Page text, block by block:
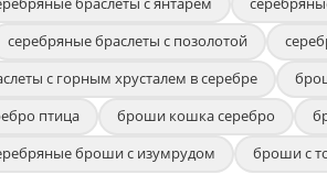
серебряные браслеты с позолотой
с горным хрусталем в серебре
птица броши кошка серебро
броши с изумрудом броши с